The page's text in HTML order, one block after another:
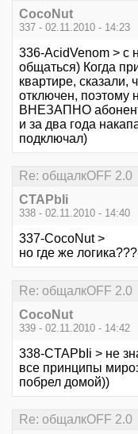
CocoNut
337 - 02.11.2010 - 14:23
336-AcidVenom > с
общаться) Когда
квартире, сказали,
отключен, поэтому
ВНЕЗАПНО
и за два года
подключал)
Re: общалкOFF 2.0
CTAPbIi
338 - 02.11.2010 - 14:40
337-CocoNut >
но где же
Re: общалкOFF 2.0
CocoNut
339 - 02.11.2010 - 14:42
338-CTAPbIi > не
все принципы
побрел домой))
Re: общалкOFF 2.0